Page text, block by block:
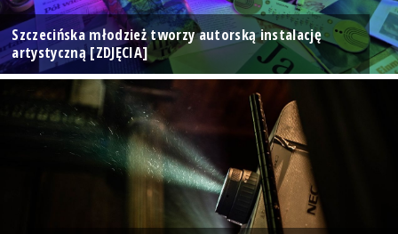
Szczecińska młodzież tworzy autorską instalację
artystyczną [ZDJĘCIA]